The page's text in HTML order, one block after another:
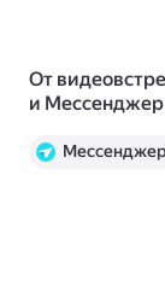
От
и
Мессенджер